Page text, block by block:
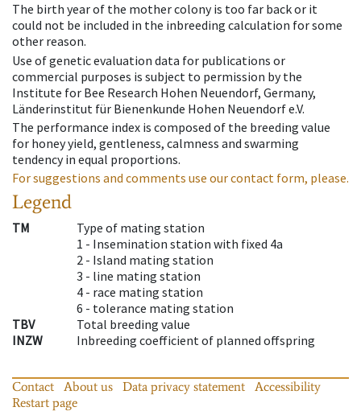
The birth year of the mother colony is too far back or it
could not be included in the inbreeding calculation for some
other reason.
Use of genetic evaluation data for publications or
commercial purposes is subject to permission by the
Institute for Bee Research Hohen Neuendorf, Germany,
Länderinstitut für Bienenkunde Hohen Neuendorf e.V.
The performance index is composed of the breeding value
for honey yield, gentleness, calmness and swarming
tendency in equal proportions.
For suggestions and comments use our contact form, please.
Legend
TM
Type of mating station
1 - Insemination station with fixed 4a
2 - Island mating station
3 - line mating station
4 - race mating station
6 - tolerance mating station
TBV
Total breeding value
INZW
Inbreeding coefficient of planned offspring
Contact About us Data privacy statement
Accessibility
Restart page